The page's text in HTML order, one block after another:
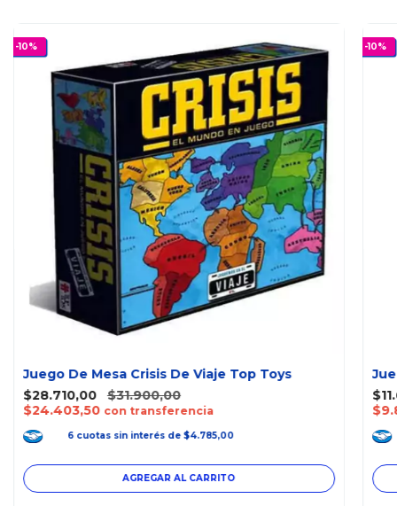
-10%
Juego De Mesa Crisis De Viaje Top Toys
$28.710,00
$31.900,00
$24.403,50 con transferencia
6 cuotas sin interés de $4.785,00
-10%